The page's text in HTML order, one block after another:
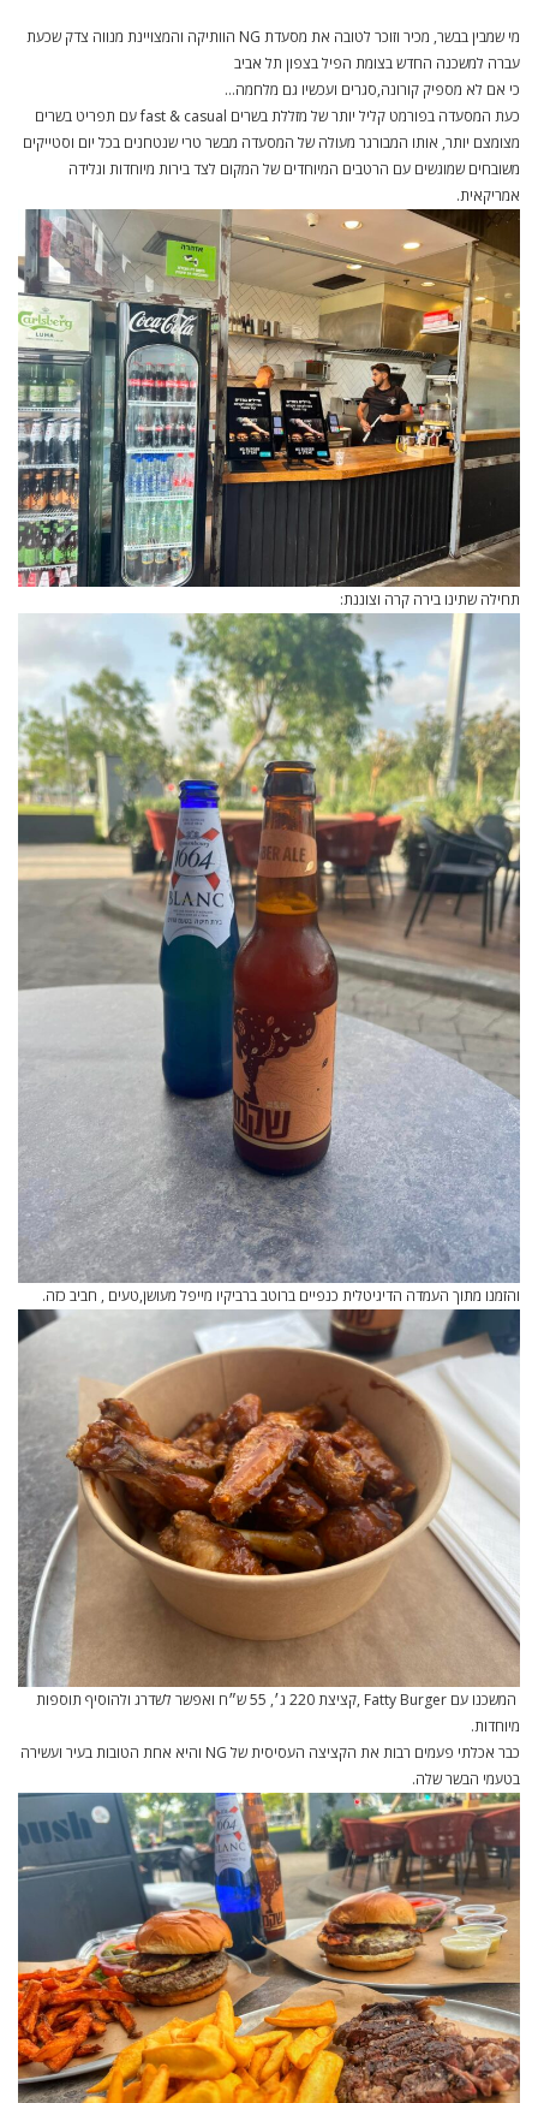
מי שמבין בבשר, מכיר וזוכר לטובה את מסעדת NG הוותיקה והמצויינת מנווה צדק שכעת
עברה למשכנה החדש בצומת הפיל בצפון תל אביב
כי אם לא מספיק קורונה,סגרים ועכשיו גם מלחמה…
כעת המסעדה בפורמט קליל יותר של מזללת בשרים fast & casual עם תפריט בשרים
מצומצם יותר, אותו המבורגר מעולה של המסעדה מבשר טרי שנטחנים בכל יום וסטייקים
משובחים שמוגשים עם הרטבים המיוחדים של המקום לצד בירות מיוחדות וגלידה
אמריקאית.
תחילה שתינו בירה קרה וצוננת:
והזמנו מתוך העמדה הדיגיטלית כנפיים ברוטב ברביקיו מייפל מעושן,טעים , חביב כזה.
המשכנו עם Fatty Burger ,קציצת 220 ג׳, 55 ש״ח ואפשר לשדרג ולהוסיף תוספות
מיוחדות.
כבר אכלתי פעמים רבות את הקציצה העסיסית של NG והיא אחת הטובות בעיר ועשירה
בטעמי הבשר שלה.